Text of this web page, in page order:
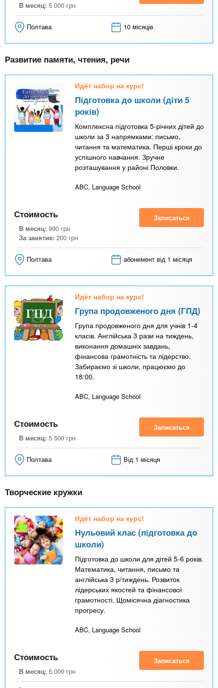
В месяц: 5 000 грн
Полтава 10 місяців
Развитие памяти, чтения, речи
Идёт набор на курс!
Підготовка до школи (діти 5
років)
Комплексна підготовка 5-річних дітей до
школи за 3 напрямками: письмо,
читання та математика. Перші кроки до
успішного навчання. Зручне
розташування у районі Половки.
ABC, Language School
Стоимость
В месяц: 990 грн
За занятие: 200 грн
Записаться
Полтава абонемент від 1 місяця
Идёт набор на курс!
Група продовженого дня (ГПД)
Група продовженого дня для учнів 1-4
класів. Англійська 3 рази на тиждень,
виконання домашніх завдань,
фінансова грамотність та лідерство.
Забираємо зі школи, працюємо до
18:00.
ABC, Language School
Стоимость
В месяц: 5 500 грн
Записаться
Полтава Від 1 місяця
Творческие кружки
Идёт набор на курс!
Нульовий клас (підготовка до
школи)
Підготовка до школи для дітей 5-6 років.
Математика, читання, письмо та
англійська 3 р/тиждень. Розвиток
лідерських якостей та фінансової
грамотності. Щомісячна діагностика
прогресу.
ABC, Language School
Стоимость
В месяц: 5 000 грн
Записаться